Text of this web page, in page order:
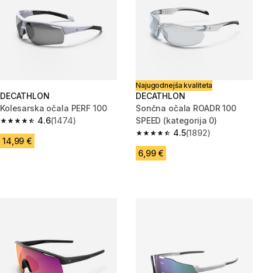
DECATHLON
Kolesarska očala PERF 100
4.6
4.6 od 5 zvezdic from 1474 ocene
(1474)
14,99 €
Najugodnejša kvaliteta
DECATHLON
Sončna očala ROADR 100
SPEED (kategorija 0)
4.5
4.5 od 5 zvezdic from 1892
(1892)
6,99 €